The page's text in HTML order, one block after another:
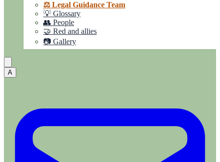
⚖️ Legal Guidance Team
💡 Glossary
👥 People
🤝 Red and allies
📷 Gallery
A